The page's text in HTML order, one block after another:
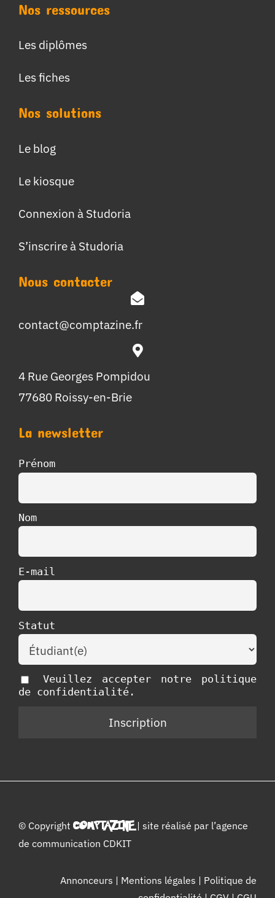
Nos ressources
Les diplômes
Les fiches
Nos solutions
Le blog
Le kiosque
Connexion à Studoria
S’inscrire à Studoria
Nous contacter
contact@comptazine.fr
4 Rue Georges Pompidou
77680 Roissy-en-Brie
La newsletter
Prénom
Nom
E-mail
Statut
Veuillez accepter notre politique
de confidentialité.
© Copyright COMPTAZINE| site réalisé par l’agence
de communication CDKIT
Annonceurs | Mentions légales | Politique de